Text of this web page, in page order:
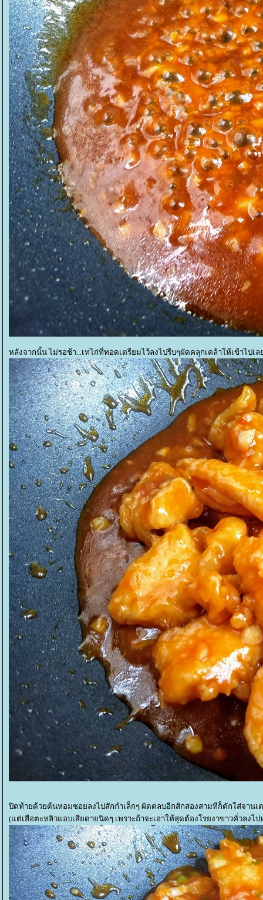
หลังจากนั้น ไม่รอช้า...เทไก่ที่ทอดเตรียมไว้ลงไปรีบๆผัดคลุกเคล้าให้เข้าไปเ
ปิดท้ายด้วยต้นหอมซอยลงไปสักกำเล็กๆ ผัดตลบอีกสักสองสามทีก็ตักใส่จานเ
(แต่เสือตะหลิวแอบเสียดายนิดๆ เพราะถ้าจะเอาให้สุดต้องโรยงาขาวคั่วลง